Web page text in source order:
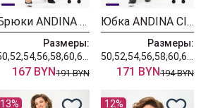
Брюки ANDINA CITY 2030-25
Размеры:
167 BYN191 BYN
Юбка ANDINA CITY 1022-25
Размеры:
171 BYN194 BYN
13% 12%